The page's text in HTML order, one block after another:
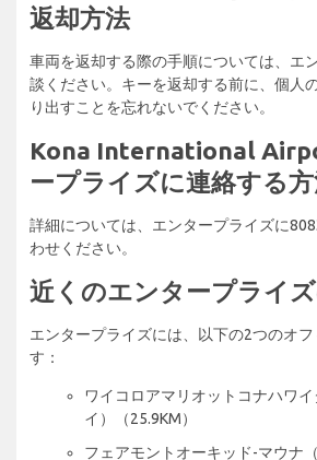
返却方法
車両を返却する際の手順については、エ
談ください。キーを返却する前に、個人
り出すことを忘れないでください。
Kona International
ープライズに連絡する
詳細については、エンタープライズに
わせください。
近くのエンタープライ
エンタープライズには、以下の2つのオ
す：
ワイコロアマリオットコナハワ
イ）（25.9KM）
フェアモントオーキッド-マウナ（